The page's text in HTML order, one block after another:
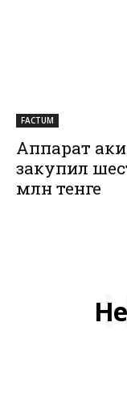
FACTUM
Аппарат
закупил
млн тенге